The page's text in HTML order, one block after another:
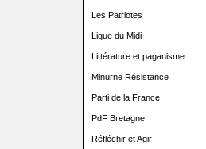
Les Patriotes
Ligue du Midi
Littérature et paganisme
Minurne Résistance
Parti de la France
PdF Bretagne
Réfléchir et Agir